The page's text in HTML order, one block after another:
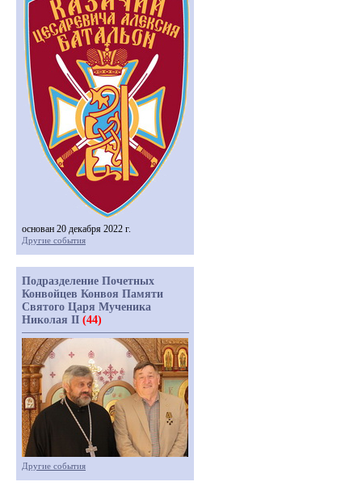
основан 20 декабря 2022 г.
Другие события
Подразделение Почетных
Конвойцев Конвоя Памяти
Святого Царя Мученика
Николая II (44)
Другие события